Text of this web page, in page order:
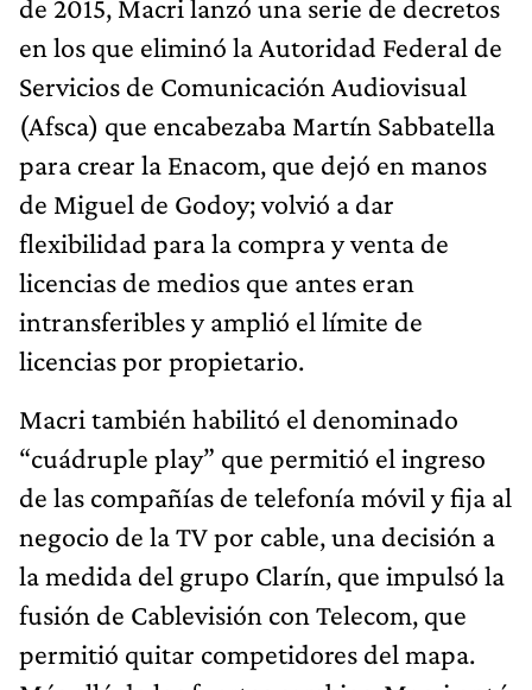
de 2015, Macri lanzó una serie de decretos
en los que eliminó la Autoridad Federal de
Servicios de Comunicación Audiovisual
(Afsca) que encabezaba Martín Sabbatella
para crear la Enacom, que dejó en manos
de Miguel de Godoy; volvió a dar
flexibilidad para la compra y venta de
licencias de medios que antes eran
intransferibles y amplió el límite de
licencias por propietario.
Macri también habilitó el denominado
“cuádruple play” que permitió el ingreso
de las compañías de telefonía móvil y fija al
negocio de la TV por cable, una decisión a
la medida del grupo Clarín, que impulsó la
fusión de Cablevisión con Telecom, que
permitió quitar competidores del mapa.